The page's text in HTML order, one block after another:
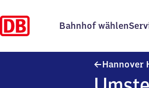
Bahnhof wählen
Hannover